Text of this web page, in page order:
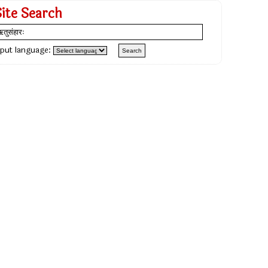
Search
language: